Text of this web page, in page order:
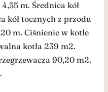
m. Średnica kół
kół tocznych z przodu
m. Ciśnienie w kotle
kotła 239 m2.
90,20 m2.